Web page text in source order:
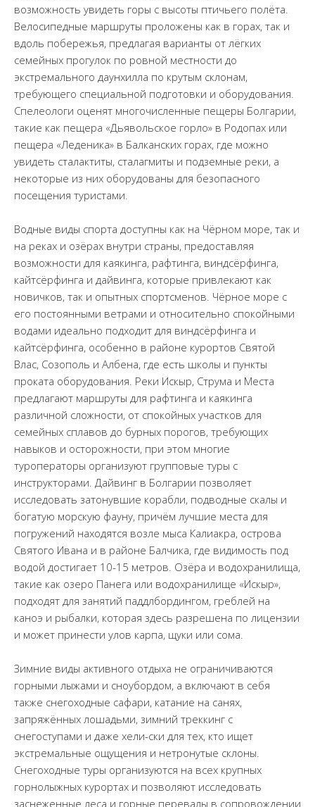
возможность увидеть горы с высоты птичьего полёта.
Велосипедные маршруты проложены как в горах, так и
вдоль побережья, предлагая варианты от лёгких
семейных прогулок по ровной местности до
экстремального даунхилла по крутым склонам,
требующего специальной подготовки и оборудования.
Спелеологи оценят многочисленные пещеры Болгарии,
такие как пещера «Дьявольское горло» в Родопах или
пещера «Леденика» в Балканских горах, где можно
увидеть сталактиты, сталагмиты и подземные реки, а
некоторые из них оборудованы для безопасного
посещения туристами.
Водные виды спорта доступны как на Чёрном море, так и
на реках и озёрах внутри страны, предоставляя
возможности для каякинга, рафтинга, виндсёрфинга,
кайтсёрфинга и дайвинга, которые привлекают как
новичков, так и опытных спортсменов. Чёрное море с
его постоянными ветрами и относительно спокойными
водами идеально подходит для виндсёрфинга и
кайтсёрфинга, особенно в районе курортов Святой
Влас, Созополь и Албена, где есть школы и пункты
проката оборудования. Реки Искыр, Струма и Места
предлагают маршруты для рафтинга и каякинга
различной сложности, от спокойных участков для
семейных сплавов до бурных порогов, требующих
навыков и осторожности, при этом многие
туроператоры организуют групповые туры с
инструкторами. Дайвинг в Болгарии позволяет
исследовать затонувшие корабли, подводные скалы и
богатую морскую фауну, причём лучшие места для
погружений находятся возле мыса Калиакра, острова
Святого Ивана и в районе Балчика, где видимость под
водой достигает 10-15 метров. Озёра и водохранилища,
такие как озеро Панега или водохранилище «Искыр»,
подходят для занятий паддлбордингом, греблей на
каноэ и рыбалки, которая здесь разрешена по лицензии
и может принести улов карпа, щуки или сома.
Зимние виды активного отдыха не ограничиваются
горными лыжами и сноубордом, а включают в себя
также снегоходные сафари, катание на санях,
запряжённых лошадьми, зимний треккинг с
снегоступами и даже хели-ски для тех, кто ищет
экстремальные ощущения и нетронутые склоны.
Снегоходные туры организуются на всех крупных
горнолыжных курортах и позволяют исследовать
заснеженные леса и горные перевалы в сопровождении